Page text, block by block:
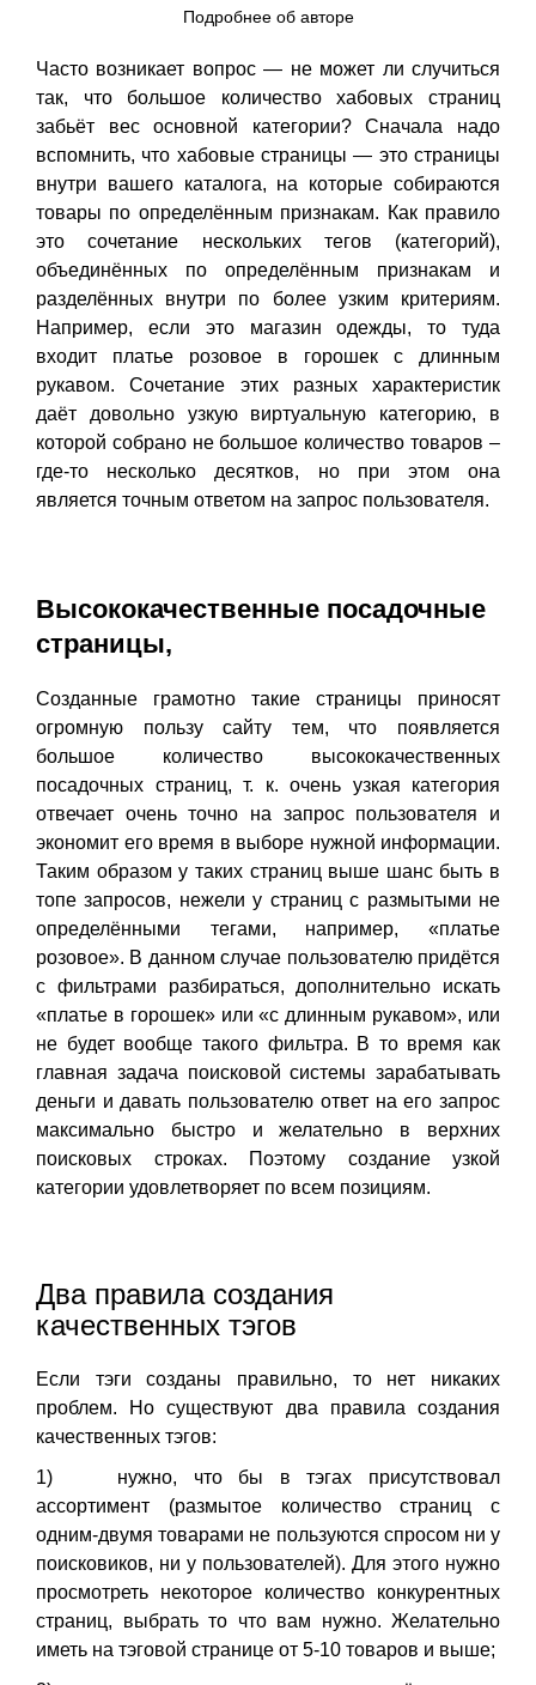
Подробнее об авторе
Часто возникает вопрос — не может ли случиться
так, что большое количество хабовых страниц
забьёт вес основной категории? Сначала надо
вспомнить, что хабовые страницы — это страницы
внутри вашего каталога, на которые собираются
товары по определённым признакам. Как правило
это сочетание нескольких тегов (категорий),
объединённых по определённым признакам и
разделённых внутри по более узким критериям.
Например, если это магазин одежды, то туда
входит платье розовое в горошек с длинным
рукавом. Сочетание этих разных характеристик
даёт довольно узкую виртуальную категорию, в
которой собрано не большое количество товаров –
где-то несколько десятков, но при этом она
является точным ответом на запрос пользователя.
Высококачественные посадочные
страницы,
Созданные грамотно такие страницы приносят
огромную пользу сайту тем, что появляется
большое количество высококачественных
посадочных страниц, т. к. очень узкая категория
отвечает очень точно на запрос пользователя и
экономит его время в выборе нужной информации.
Таким образом у таких страниц выше шанс быть в
топе запросов, нежели у страниц с размытыми не
определёнными тегами, например, «платье
розовое». В данном случае пользователю придётся
с фильтрами разбираться, дополнительно искать
«платье в горошек» или «с длинным рукавом», или
не будет вообще такого фильтра. В то время как
главная задача поисковой системы зарабатывать
деньги и давать пользователю ответ на его запрос
максимально быстро и желательно в верхних
поисковых строках. Поэтому создание узкой
категории удовлетворяет по всем позициям.
Два правила создания
качественных тэгов
Если тэги созданы правильно, то нет никаких
проблем. Но существуют два правила создания
качественных тэгов:
1) нужно, что бы в тэгах присутствовал
ассортимент (размытое количество страниц с
одним-двумя товарами не пользуются спросом ни у
поисковиков, ни у пользователей). Для этого нужно
просмотреть некоторое количество конкурентных
страниц, выбрать то что вам нужно. Желательно
иметь на тэговой странице от 5-10 товаров и выше;